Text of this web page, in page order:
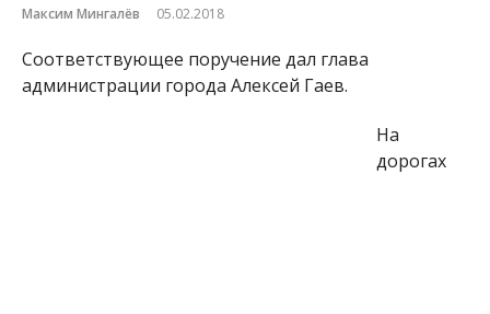
Максим Мингалёв 05.02.2018
Соответствующее поручение дал глава
администрации города Алексей Гаев.
На
дорогах